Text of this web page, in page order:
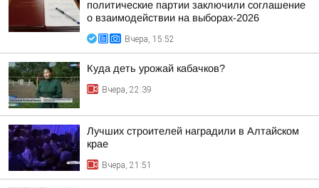
политические партии заключили соглашение
о взаимодействии на выборах-2026
Вчера, 15:52
Куда деть урожай кабачков?
Вчера, 22:39
Лучших строителей наградили в Алтайском
крае
Вчера, 21:51